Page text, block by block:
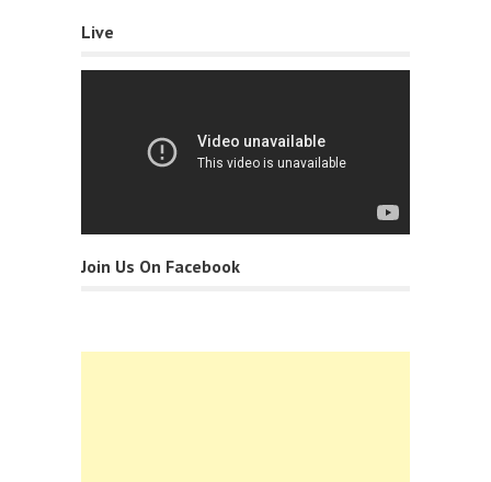
Live
Join Us On Facebook